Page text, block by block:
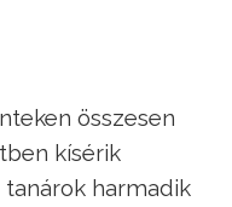
összesen
kísérik
harmadik